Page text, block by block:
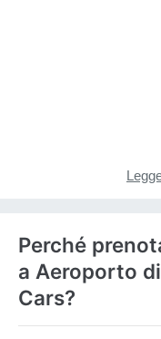
Perché
a Aeroporto
Cars?